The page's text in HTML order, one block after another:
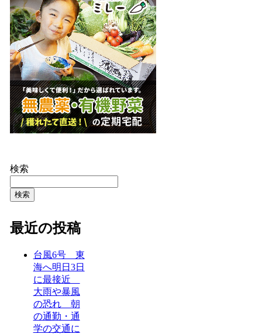
検索
検索
最近の投稿
台風6号 東
海へ明日3日
に最接近
大雨や暴風
の恐れ 朝
の通勤・通
学の交通に